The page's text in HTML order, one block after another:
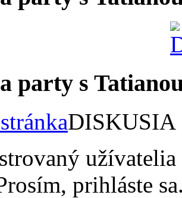
party s
DISKUSIA
užívatelia
prihláste